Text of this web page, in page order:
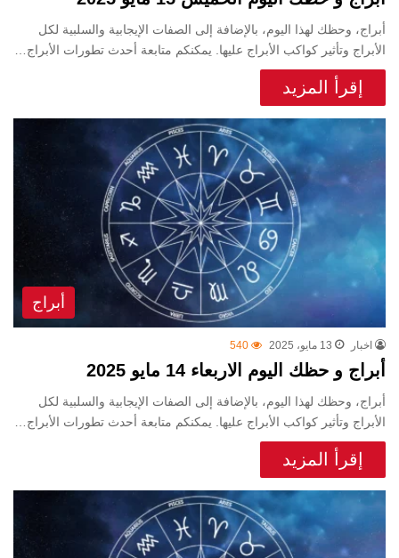
أبراج، وحظك لهذا اليوم، بالإضافة إلى الصفات الإيجابية والسلبية لكل
الأبراج وتأثير كواكب الأبراج عليها. يمكنكم متابعة أحدث تطورات الأبراج…
إقرأ المزيد
أبراج
اخبار 13 مايو، 2025 540
أبراج و حظك اليوم الاربعاء 14 مايو 2025
أبراج، وحظك لهذا اليوم، بالإضافة إلى الصفات الإيجابية والسلبية لكل
الأبراج وتأثير كواكب الأبراج عليها. يمكنكم متابعة أحدث تطورات الأبراج…
إقرأ المزيد